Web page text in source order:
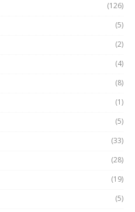
(126)
(5)
(2)
(4)
(8)
(1)
(5)
(33)
(28)
(19)
(5)